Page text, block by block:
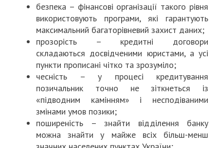
безпека – фінансові організації такого рівня
використовують програми, які гарантують
максимальний багаторівневий захист даних;
прозорість – кредитні договори
складаються досвідченими юристами, а усі
пункти прописані чітко та зрозуміло;
чесність – у процесі кредитування
позичальник точно не зіткнеться із
«підводним камінням» і несподіваними
змінами умов позики;
поширеність – знайти відділення банку
можна знайти у майже всіх більш-менш